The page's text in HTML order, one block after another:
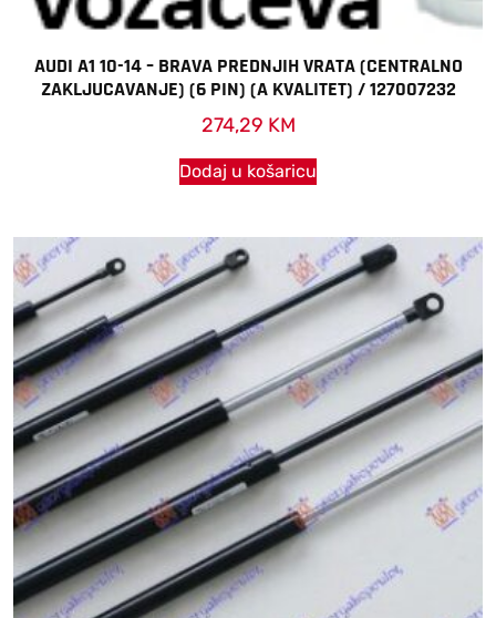
AUDI A1 10-14 – BRAVA PREDNJIH VRATA (CENTRALNO
ZAKLJUCAVANJE) (6 PIN) (A KVALITET) / 127007232
274,29 KM
Dodaj u košaricu